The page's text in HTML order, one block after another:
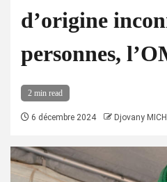
d’origine
personnes,
2 min read
6 décembre 2024 Djovany